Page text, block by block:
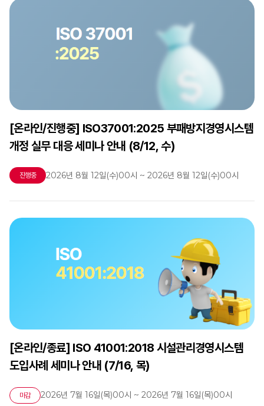
[온라인/진행중] ISO37001:2025 부패방지경영시스템
개정 실무 대응 세미나 안내 (8/12, 수)
진행중 2026년 8월 12일(수)00시 ~ 2026년 8월 12일(수)00시
[온라인/종료] ISO 41001:2018 시설관리경영시스템
도입사례 세미나 안내 (7/16, 목)
마감 2026년 7월 16일(목)00시 ~ 2026년 7월 16일(목)00시